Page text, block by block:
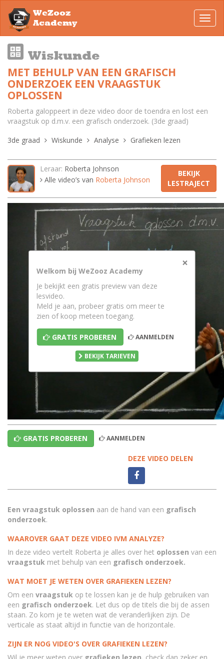
WeZooz
Academy
Wiskunde
MET BEHULP VAN EEN GRAFISCH
ONDERZOEK EEN VRAAGSTUK
OPLOSSEN
Roberta galoppeert in deze video door de toendra en lost een
vraagstuk op d.m.v. een grafisch onderzoek. (3de graad)
3de graad
Wiskunde Analyse Grafieken lezen
Leraar: Roberta Johnson
Alle video’s van Roberta Johnson
BEKIJK
LESTRAJECT
×
Welkom bij WeZooz Academy
Je bekijkt een gratis preview van deze
lesvideo.
Meld je aan, probeer gratis om meer te
zien of koop meteen toegang.
GRATIS PROBEREN AANMELDEN
BEKIJK TARIEVEN
GRATIS PROBEREN AANMELDEN
DEZE VIDEO DELEN
Een vraagstuk oplossen aan de hand van een grafisch
onderzoek.
WAAROVER GAAT DEZE VIDEO IVM ANALYZE?
In deze video vertelt Roberta je alles over het oplossen van een
vraagstuk met behulp van een grafisch onderzoek.
WAT MOET JE WETEN OVER GRAFIEKEN LEZEN?
Om een vraagstuk op te lossen kan je de hulp gebruiken van
een grafisch onderzoek. Let dus op de titels die bij de assen
staan. Zo kom je te weten wat de veranderlijken zijn. De
verticale as staat altijd in functie van de horizontale.
ZIJN ER NOG VIDEO'S OVER GRAFIEKEN LEZEN?